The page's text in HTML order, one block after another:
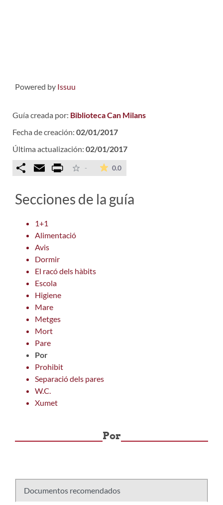
Powered by Issuu
Guía creada por: Biblioteca Can Milans
Fecha de creación: 02/01/2017
Última actualización: 02/01/2017
Comparteix
Email Print - 0.0La valoración media es de 0
Secciones de la guía
1+1
Alimentació
Avis
Dormir
El racó dels hàbits
Escola
Higiene
Mare
Metges
Mort
Pare
Por
Prohibit
Separació dels pares
W.C.
Xumet
Por
Documentos recomendados